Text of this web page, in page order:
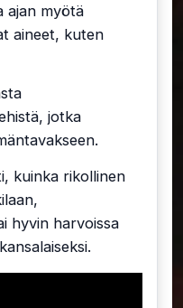
ajan myötä
aineet, kuten
jotka
kuinka rikollinen
hyvin harvoissa